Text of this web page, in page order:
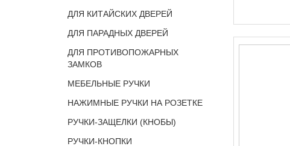
ДЛЯ КИТАЙСКИХ ДВЕРЕЙ
ДЛЯ ПАРАДНЫХ ДВЕРЕЙ
ДЛЯ ПРОТИВОПОЖАРНЫХ
ЗАМКОВ
МЕБЕЛЬНЫЕ РУЧКИ
НАЖИМНЫЕ РУЧКИ НА РОЗЕТКЕ
РУЧКИ-ЗАЩЕЛКИ (КНОБЫ)
РУЧКИ-КНОПКИ